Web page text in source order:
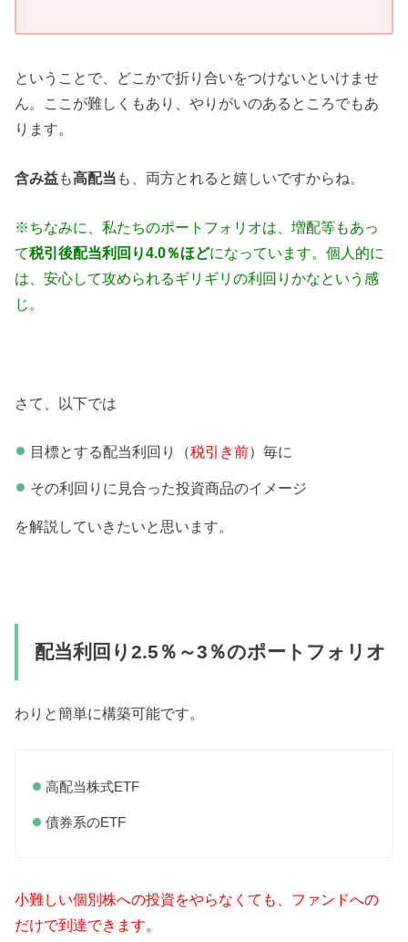
ということで、どこかで折り合いをつけないといけませ
ん。ここが難しくもあり、やりがいのあるところでもあ
ります。
含み益も高配当 も、両方とれると嬉しいですからね。
※ちなみに、私たちのポートフォリオは、増配等もあっ
て税引後配当利回り4.0％ほどになっています。個人的に
は、安心して攻められるギリギリの利回りかなという感
じ。
さて、以下では
目標とする配当利回り（税引き前）毎に
その利回りに見合った投資商品のイメージ
を解説していきたいと思います。
配当利回り2.5％～3％のポートフォリオ
わりと簡単に構築可能です。
高配当株式ETF
債券系のETF
小難しい個別株への投資をやらなくても、ファンドへの
だけで到達できます。